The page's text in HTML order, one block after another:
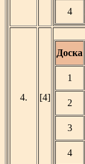
4
4. [4]
Доска
1
2
3
4